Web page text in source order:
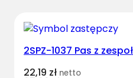
2SPZ-1037 Pas z
22,19 zł netto